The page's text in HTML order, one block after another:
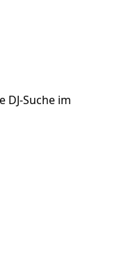
DJ-Suche im